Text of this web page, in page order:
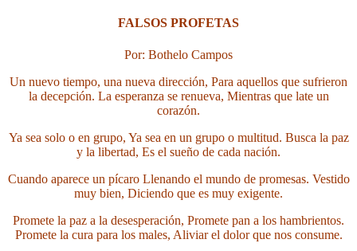
FALSOS PROFETAS
Por: Bothelo Campos
Un nuevo tiempo, una nueva dirección, Para aquellos que sufrieron
la decepción. La esperanza se renueva, Mientras que late un
corazón.
Ya sea solo o en grupo, Ya sea en un grupo o multitud. Busca la paz
y la libertad, Es el sueño de cada nación.
Cuando aparece un pícaro Llenando el mundo de promesas. Vestido
muy bien, Diciendo que es muy exigente.
Promete la paz a la desesperación, Promete pan a los hambrientos.
Promete la cura para los males, Aliviar el dolor que nos consume.